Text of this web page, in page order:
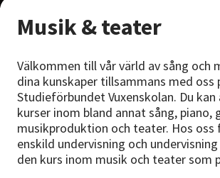
Nyheter
Avdelningar
Lyssna
Musik & teater
Välkommen till vår värld av sång och
dina kunskaper tillsammans med oss
Studieförbundet Vuxenskolan. Du
kurser inom bland annat sång, piano,
musikproduktion och teater. Hos oss
enskild undervisning och
den kurs inom musik och teater som